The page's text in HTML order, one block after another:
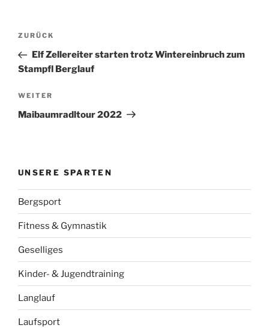
Beitragsnavigation
Vorheriger
Beitrag
ZURÜCK
Elf Zellereiter starten trotz Wintereinbruch zum
Stampfl Berglauf
Nächster
Beitrag
WEITER
Maibaumradltour 2022
UNSERE SPARTEN
Bergsport
Fitness & Gymnastik
Geselliges
Kinder- & Jugendtraining
Langlauf
Laufsport